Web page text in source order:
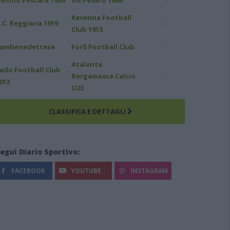
Reggiana 1919
Ravenna Football
Club 1913
-
Forlì Football Club -
Football Club
Atalanta
Bergamasca Calcio
U23
-
CLASSIFICA E DETTAGLI
Diario Sportivo:
FACEBOOK YOUTUBE INSTAGRAM